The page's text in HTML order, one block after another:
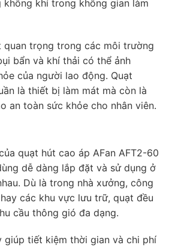
khí trong không gian làm
quan trọng trong các môi trường
bẩn và khí thải có thể ảnh
của người lao động. Quạt
là thiết bị làm mát mà còn là
an toàn sức khỏe cho nhân viên.
quạt hút cao áp AFan AFT2-60
dễ dàng lắp đặt và sử dụng ở
Dù là trong nhà xưởng, công
các khu vực lưu trữ, quạt đều
cầu thông gió đa dạng.
giúp tiết kiệm thời gian và chi phí